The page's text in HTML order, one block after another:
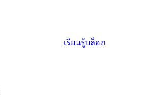
เรียนรู้บล็อก